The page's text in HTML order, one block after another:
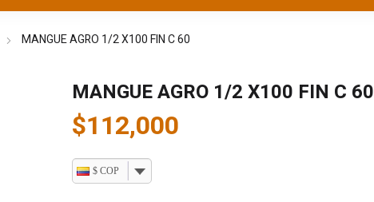
MANGUE AGRO 1/2 X100 FIN C 60
MANGUE AGRO 1/2 X100 FIN C 60
$112,000
$ COP